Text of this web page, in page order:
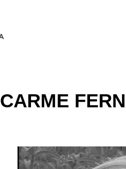
CARME